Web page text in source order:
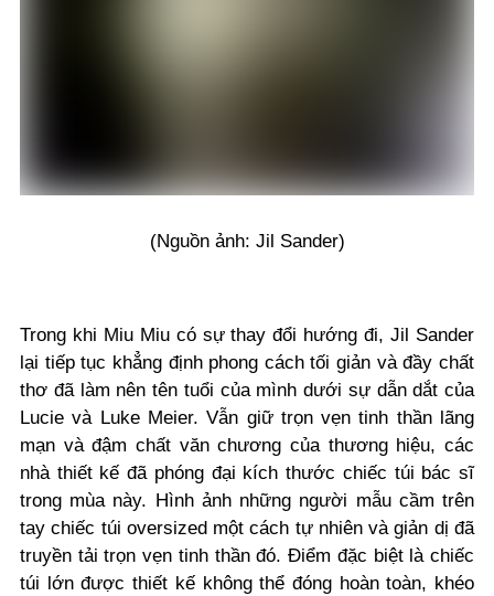
(Nguồn ảnh: Jil Sander)
Trong khi Miu Miu có sự thay đổi hướng đi, Jil Sander
lại tiếp tục khẳng định phong cách tối giản và đầy chất
thơ đã làm nên tên tuổi của mình dưới sự dẫn dắt của
Lucie và Luke Meier. Vẫn giữ trọn vẹn tinh thần lãng
mạn và đậm chất văn chương của thương hiệu, các
nhà thiết kế đã phóng đại kích thước chiếc túi bác sĩ
trong mùa này. Hình ảnh những người mẫu cầm trên
tay chiếc túi oversized một cách tự nhiên và giản dị đã
truyền tải trọn vẹn tinh thần đó. Điểm đặc biệt là chiếc
túi lớn được thiết kế không thể đóng hoàn toàn, khéo